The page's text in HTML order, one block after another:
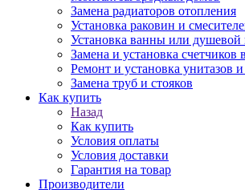
Замена радиаторов отопления
Установка раковин и
Установка ванны или
Замена и установка счетчиков
Ремонт и установка унитазов и
Замена труб и стояков
Как купить
Назад
Как купить
Условия оплаты
Условия доставки
Гарантия на товар
Производители